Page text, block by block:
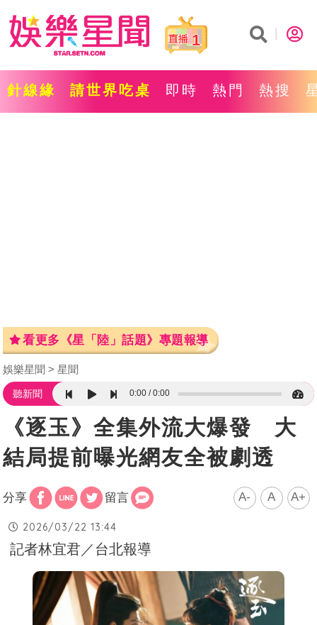
1
針線緣 請世界吃桌 即時 熱門 熱搜
看更多《星「陸」話題》專題報導
娛樂星聞 星聞
聽新聞 0:00 0:00
《逐玉》全集外流大爆發 大
結局提前曝光網友全被劇透
分享 留言 A- A A+
2026/03/22 13:44
記者林宜君／台北報導